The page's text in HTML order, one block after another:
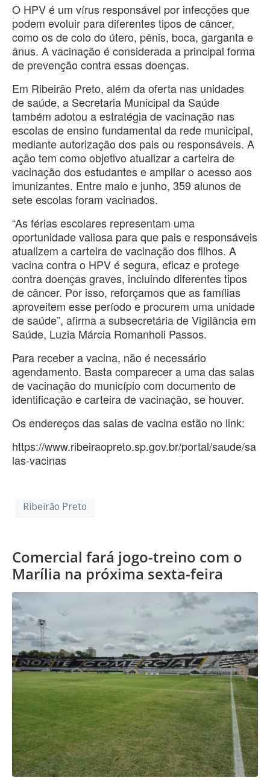
O HPV é um vírus responsável por infecções que
podem evoluir para diferentes tipos de câncer,
como os de colo do útero, pênis, boca, garganta e
ânus. A vacinação é considerada a principal forma
de prevenção contra essas doenças.
Em Ribeirão Preto, além da oferta nas unidades
de saúde, a Secretaria Municipal da Saúde
também adotou a estratégia de vacinação nas
escolas de ensino fundamental da rede municipal,
mediante autorização dos pais ou responsáveis. A
ação tem como objetivo atualizar a carteira de
vacinação dos estudantes e ampliar o acesso aos
imunizantes. Entre maio e junho, 359 alunos de
sete escolas foram vacinados.
“As férias escolares representam uma
oportunidade valiosa para que pais e responsáveis
atualizem a carteira de vacinação dos filhos. A
vacina contra o HPV é segura, eficaz e protege
contra doenças graves, incluindo diferentes tipos
de câncer. Por isso, reforçamos que as famílias
aproveitem esse período e procurem uma unidade
de saúde”, afirma a subsecretária de Vigilância em
Saúde, Luzia Márcia Romanholi Passos.
Para receber a vacina, não é necessário
agendamento. Basta comparecer a uma das salas
de vacinação do município com documento de
identificação e carteira de vacinação, se houver.
Os endereços das salas de vacina estão no link:
https://www.ribeiraopreto.sp.gov.br/portal/saude/sa
las-vacinas
Ribeirão Preto
Comercial fará jogo-treino com o
Marília na próxima sexta-feira